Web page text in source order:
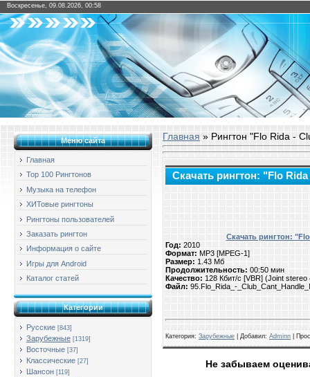
Воскресенье, 09.08.2026, 00:58
Меню сайта
Главная
Top 100 Рингтонов
Музыка на телефон
ХИТовые рингтоны
Рингтоны пользователей
Заказать рингтон
Информация о сайте
Игры для Android
Каталог статей
Категории
Русские [843]
Зарубежные [1319]
Восточные [37]
Классические [27]
Шансон [119]
Главная » Рингтон "Flo Rida -
Скачать рингтон: "Flo
Скачать рингтон:
Год: 2010
Формат: MP3 [MPEG-1]
Размер: 1.43 Мб
Продолжительность: 00:50 мин
Качество: 128 Кбит/с [VBR] (Joint stereo
Файл: 95.Flo_Rida_-
Категория: Зарубежные | Добавил: Adminn
Не забываем